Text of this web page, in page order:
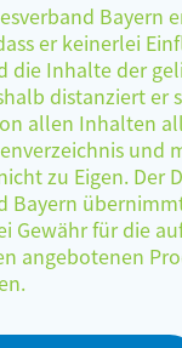
Bayern
er keinerlei
die Inhalte der
distanziert er
allen Inhalten
und
zu Eigen. Der
Bayern
Gewähr für die
angebotenen